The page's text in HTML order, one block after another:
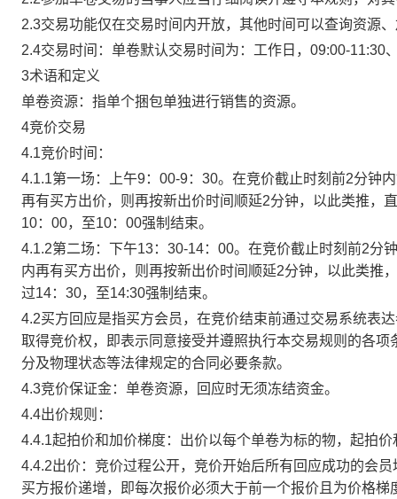
2.3交易功能仅在交易时间内开放，其他时间可以查询资源
2.4交易时间：单卷默认交易时间为：工作日，09:00-11:30
3术语和定义
单卷资源：指单个捆包单独进行销售的资源。
4竞价交易
4.1竞价时间：
4.1.1第一场：上午9：00-9：30。在竞价截止时刻前2分钟
再有买方出价，则再按新出价时间顺延2分钟，以此类推，
10：00，至10：00强制结束。
4.1.2第二场：下午13：30-14：00。在竞价截止时刻前2分
内再有买方出价，则再按新出价时间顺延2分钟，以此类推
过14：30，至14:30强制结束。
4.2买方回应是指买方会员，在竞价结束前通过交易系统表
取得竞价权，即表示同意接受并遵照执行本交易规则的各
分及物理状态等法律规定的合同必要条款。
4.3竞价保证金：单卷资源，回应时无须冻结资金。
4.4出价规则：
4.4.1起拍价和加价梯度：出价以每个单卷为标的物，起拍
4.4.2出价：竞价过程公开，竞价开始后所有回应成功的会
买方报价递增，即每次报价必须大于前一个报价且为价格